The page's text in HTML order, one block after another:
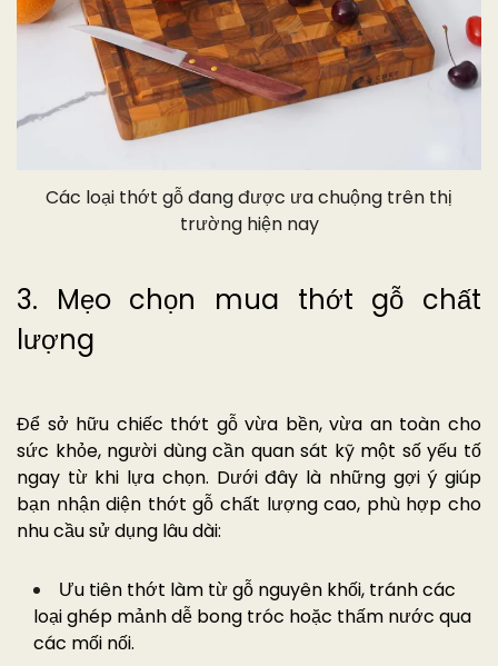
Các loại thớt gỗ đang được ưa chuộng trên thị
trường hiện nay
3. Mẹo chọn mua thớt gỗ chất
lượng
Để sở hữu chiếc thớt gỗ vừa bền, vừa an toàn cho
sức khỏe, người dùng cần quan sát kỹ một số yếu tố
ngay từ khi lựa chọn. Dưới đây là những gợi ý giúp
bạn nhận diện thớt gỗ chất lượng cao, phù hợp cho
nhu cầu sử dụng lâu dài:
Ưu tiên thớt làm từ gỗ nguyên khối, tránh các
loại ghép mảnh dễ bong tróc hoặc thấm nước qua
các mối nối.